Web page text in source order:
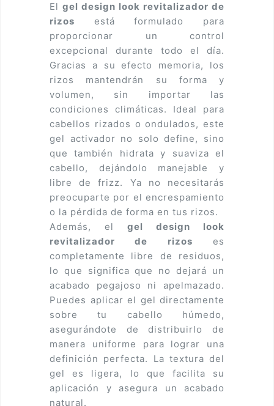
El gel design look revitalizador de
rizos está formulado para
proporcionar un control
excepcional durante todo el día.
Gracias a su efecto memoria, los
rizos mantendrán su forma y
volumen, sin importar las
condiciones climáticas. Ideal para
cabellos rizados o ondulados, este
gel activador no solo define, sino
que también hidrata y suaviza el
cabello, dejándolo manejable y
libre de frizz. Ya no necesitarás
preocuparte por el encrespamiento
o la pérdida de forma en tus rizos.
Además, el gel design look
revitalizador de rizos es
completamente libre de residuos,
lo que significa que no dejará un
acabado pegajoso ni apelmazado.
Puedes aplicar el gel directamente
sobre tu cabello húmedo,
asegurándote de distribuirlo de
manera uniforme para lograr una
definición perfecta. La textura del
gel es ligera, lo que facilita su
aplicación y asegura un acabado
natural.